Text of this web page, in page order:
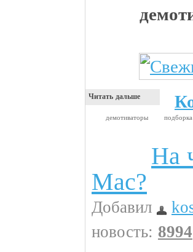
Читать дальше
демотиваторы
На
Mac?
Добавил
новость: 8994